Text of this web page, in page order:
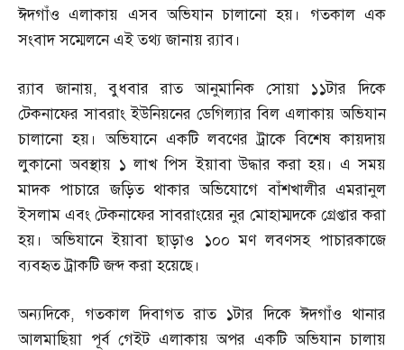
ঈদগাঁও এলাকায় এসব অভিযান চালানো হয়। গতকাল এক
সংবাদ সম্মেলনে এই তথ্য জানায় র‌্যাব।
র‌্যাব জানায়,বুধবার রাত আনুমানিক সোয়া ১১টার দিকে
টেকনাফের সাবরাং ইউনিয়নের ডেগিল্যার বিল এলাকায় অভিযান
চালানো হয়। অভিযানে একটি লবণের ট্রাকে বিশেষ কায়দায়
লুকানো অবস্থায় ১ লাখ পিস ইয়াবা উদ্ধার করা হয়। এ সময়
মাদক পাচারে জড়িত থাকার অভিযোগে বাঁশখালীর এমরানুল
ইসলাম এবং টেকনাফের সাবরাংয়ের নুর মোহাম্মদকে গ্রেপ্তার করা
হয়। অভিযানে ইয়াবা ছাড়াও ১০০ মণ লবণসহ পাচারকাজে
ব্যবহৃত ট্রাকটি জব্দ করা হয়েছে।
অন্যদিকে, গতকাল দিবাগত রাত ১টার দিকে ঈদগাঁও থানার
আলমাছিয়া পূর্ব গেইট এলাকায় অপর একটি অভিযান চালায়